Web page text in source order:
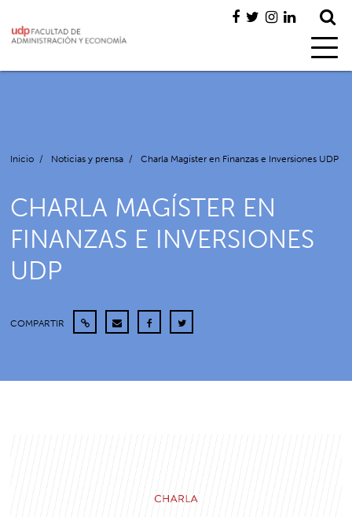
Inicio / Noticias y prensa / Charla Magíster en Finanzas e Inversiones UDP
CHARLA MAGÍSTER EN
FINANZAS E INVERSIONES
UDP
COMPARTIR